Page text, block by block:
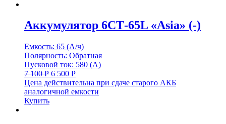
Аккумулятор 6СТ-65L «Asia» (-)
Емкость: 65 (А/ч)
Полярность: Обратная
Пусковой ток: 580 (А)
7 100Р 6 500 Р
Цена действительна при сдаче старого АКБ
аналогичной емкости
Купить